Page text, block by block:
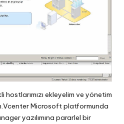
hostlarımızı ekleyelim ve yönetim
Microsoft platformunda
yazılımına pararlel bir